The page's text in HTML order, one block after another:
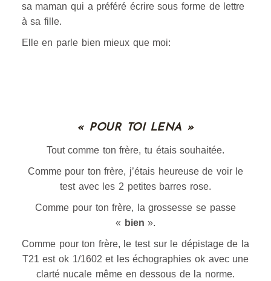
sa maman qui a préféré écrire sous forme de lettre
à sa fille.
Elle en parle bien mieux que moi:
« POUR TOI LENA »
Tout comme ton frère, tu étais souhaitée.
Comme pour ton frère, j’étais heureuse de voir le
test avec les 2 petites barres rose.
Comme pour ton frère, la grossesse se passe
« bien ».
Comme pour ton frère, le test sur le dépistage de la
T21 est ok 1/1602 et les échographies ok avec une
clarté nucale même en dessous de la norme.